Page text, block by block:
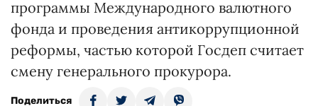
программы Международного валютного
фонда и проведения антикоррупционной
реформы, частью которой Госдеп считает
смену генерального прокурора.
Поделиться